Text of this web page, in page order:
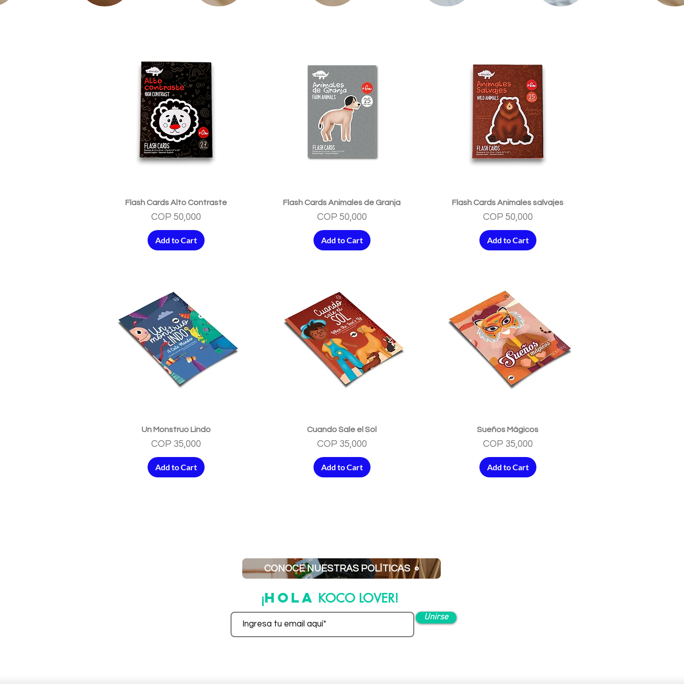
Quick View
Flash Cards Alto Contraste
Price
COP 50,000
Add to Cart
Quick View
Flash Cards Animales de Granja
Price
COP 50,000
Add to Cart
Quick View
Flash Cards Animales salvajes
Price
COP 50,000
Add to Cart
Quick View
Un Monstruo Lindo
Price
COP 35,000
Add to Cart
Quick View
Cuando Sale el Sol
Price
COP 35,000
Add to Cart
Quick View
Sueños Mágicos
Price
COP 35,000
Add to Cart
CONOCE NUESTRAS POLÍTICAS
¡HOLA KOCO LOVER!
Unirse